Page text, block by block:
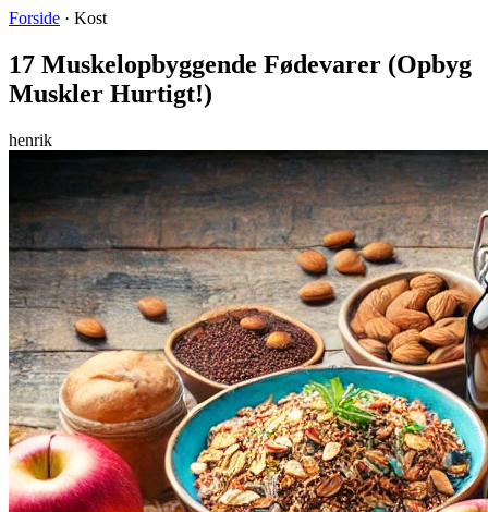
Forside · Kost
17 Muskelopbyggende Fødevarer (Opbyg
Muskler Hurtigt!)
henrik